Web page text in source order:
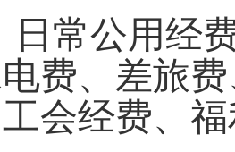
日常公用经
费、差旅
会经费、